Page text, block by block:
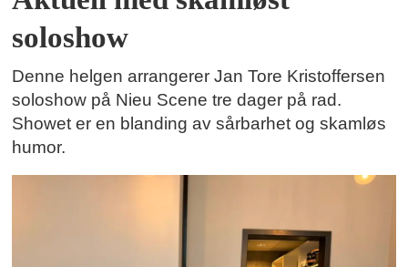
soloshow
Denne helgen arrangerer Jan Tore Kristoffersen
soloshow på Nieu Scene tre dager på rad.
Showet er en blanding av sårbarhet og skamløs
humor.